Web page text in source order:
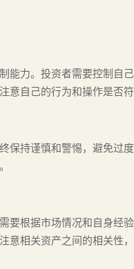
能力。投资者需要控制自
意自己的行为和操作是否
保持谨慎和警惕，避免过
要根据市场情况和自身经
意相关资产之间的相关性